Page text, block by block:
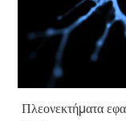
Πλεονεκτήματα